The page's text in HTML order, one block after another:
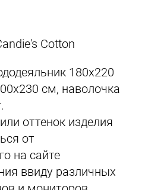
Cotton
180х220
см, наволочка
оттенок изделия
от
на сайте
ввиду различных